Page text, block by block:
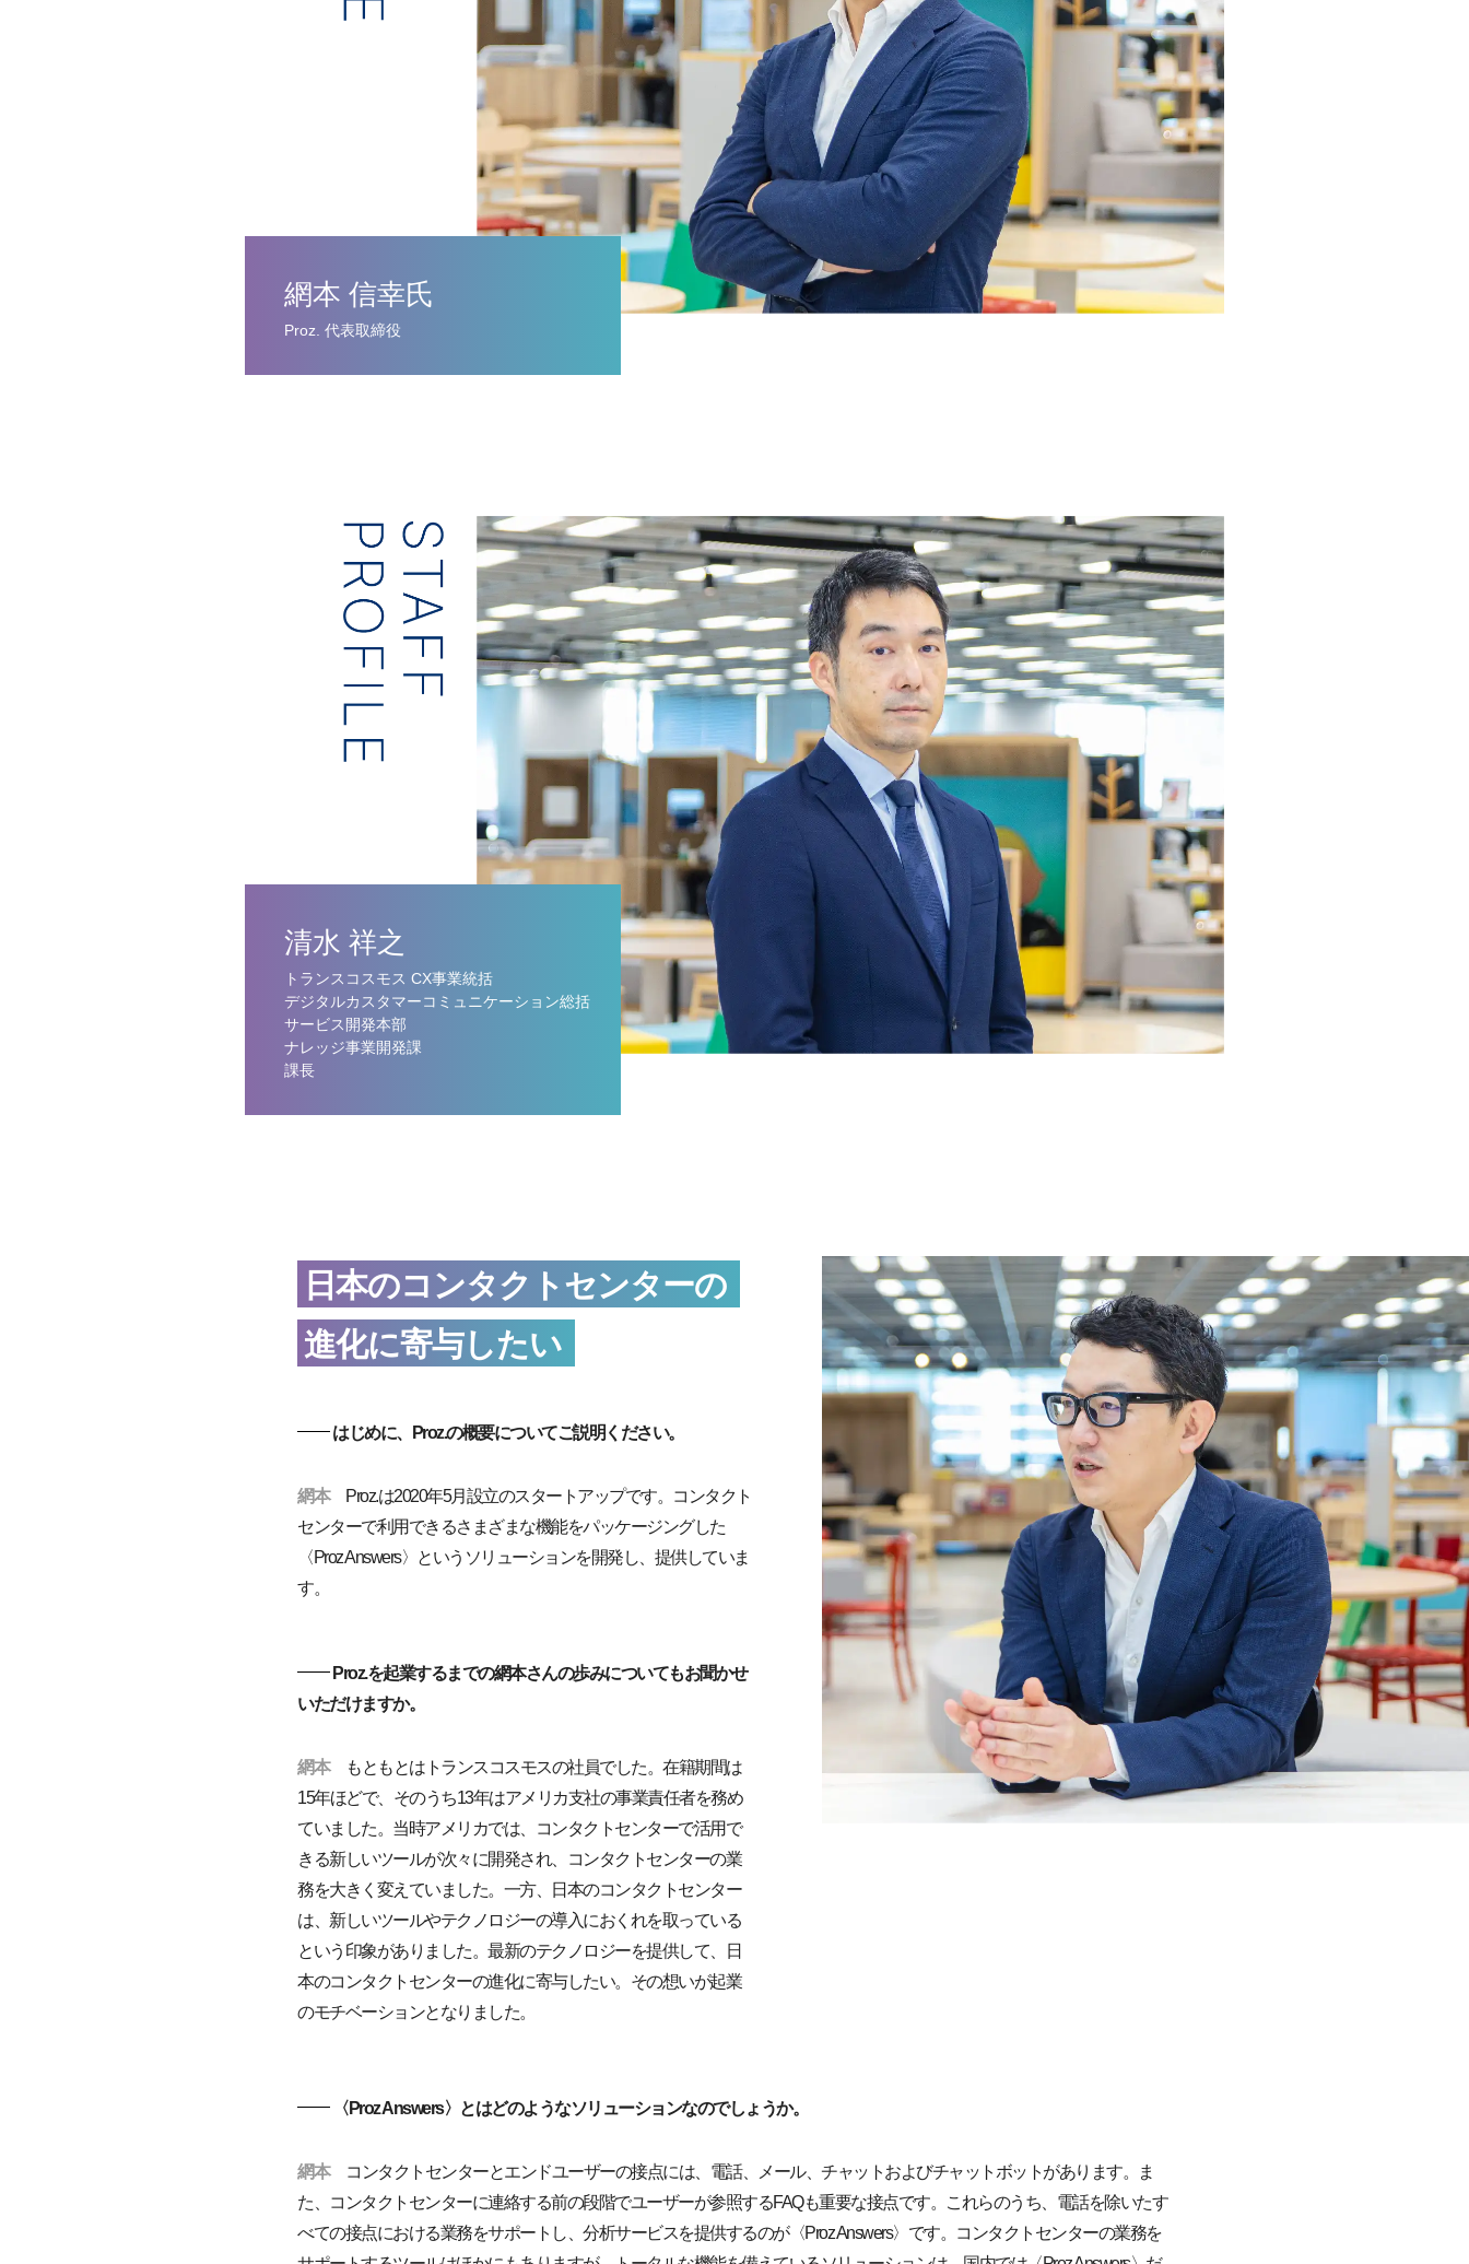
網本 信幸氏
Proz. 代表取締役
清水 祥之
トランスコスモス CX事業統括
デジタルカスタマーコミュニケーション総括
サービス開発本部
ナレッジ事業開発課
課長
日本のコンタクトセンターの
進化に寄与したい
はじめに、Proz.の概要についてご説明ください。
網本
Proz.は2020年5月設立のスタートアップです。コンタクト
センターで利用できるさまざまな機能をパッケージングした
〈Proz Answers〉というソリューションを開発し、提供していま
す。
Proz.を起業するまでの網本さんの歩みについてもお聞かせ
いただけますか。
網本
もともとはトランスコスモスの社員でした。在籍期間は
15年ほどで、そのうち13年はアメリカ支社の事業責任者を務め
ていました。当時アメリカでは、コンタクトセンターで活用で
きる新しいツールが次々に開発され、コンタクトセンターの業
務を大きく変えていました。一方、日本のコンタクトセンター
は、新しいツールやテクノロジーの導入におくれを取っている
という印象がありました。最新のテクノロジーを提供して、日
本のコンタクトセンターの進化に寄与したい。その想いが起業
のモチベーションとなりました。
〈Proz Answers〉とはどのようなソリューションなのでしょうか。
網本
コンタクトセンターとエンドユーザーの接点には、電話、メール、チャットおよびチャットボットがあります。ま
た、コンタクトセンターに連絡する前の段階でユーザーが参照するFAQも重要な接点です。これらのうち、電話を除いたす
べての接点における業務をサポートし、分析サービスを提供するのが〈Proz Answers〉です。コンタクトセンターの業務を